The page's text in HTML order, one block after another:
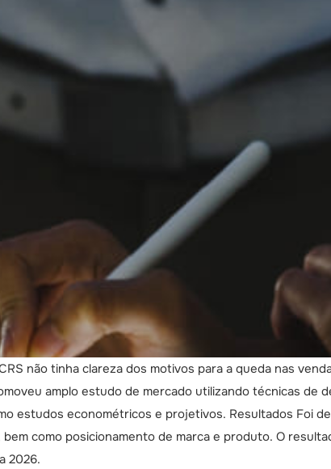
não tinha clareza dos motivos para a queda nas
amplo estudo de mercado utilizando técnicas de
estudos econométricos e projetivos. Resultados Foi
como posicionamento de marca e produto. O
2026.